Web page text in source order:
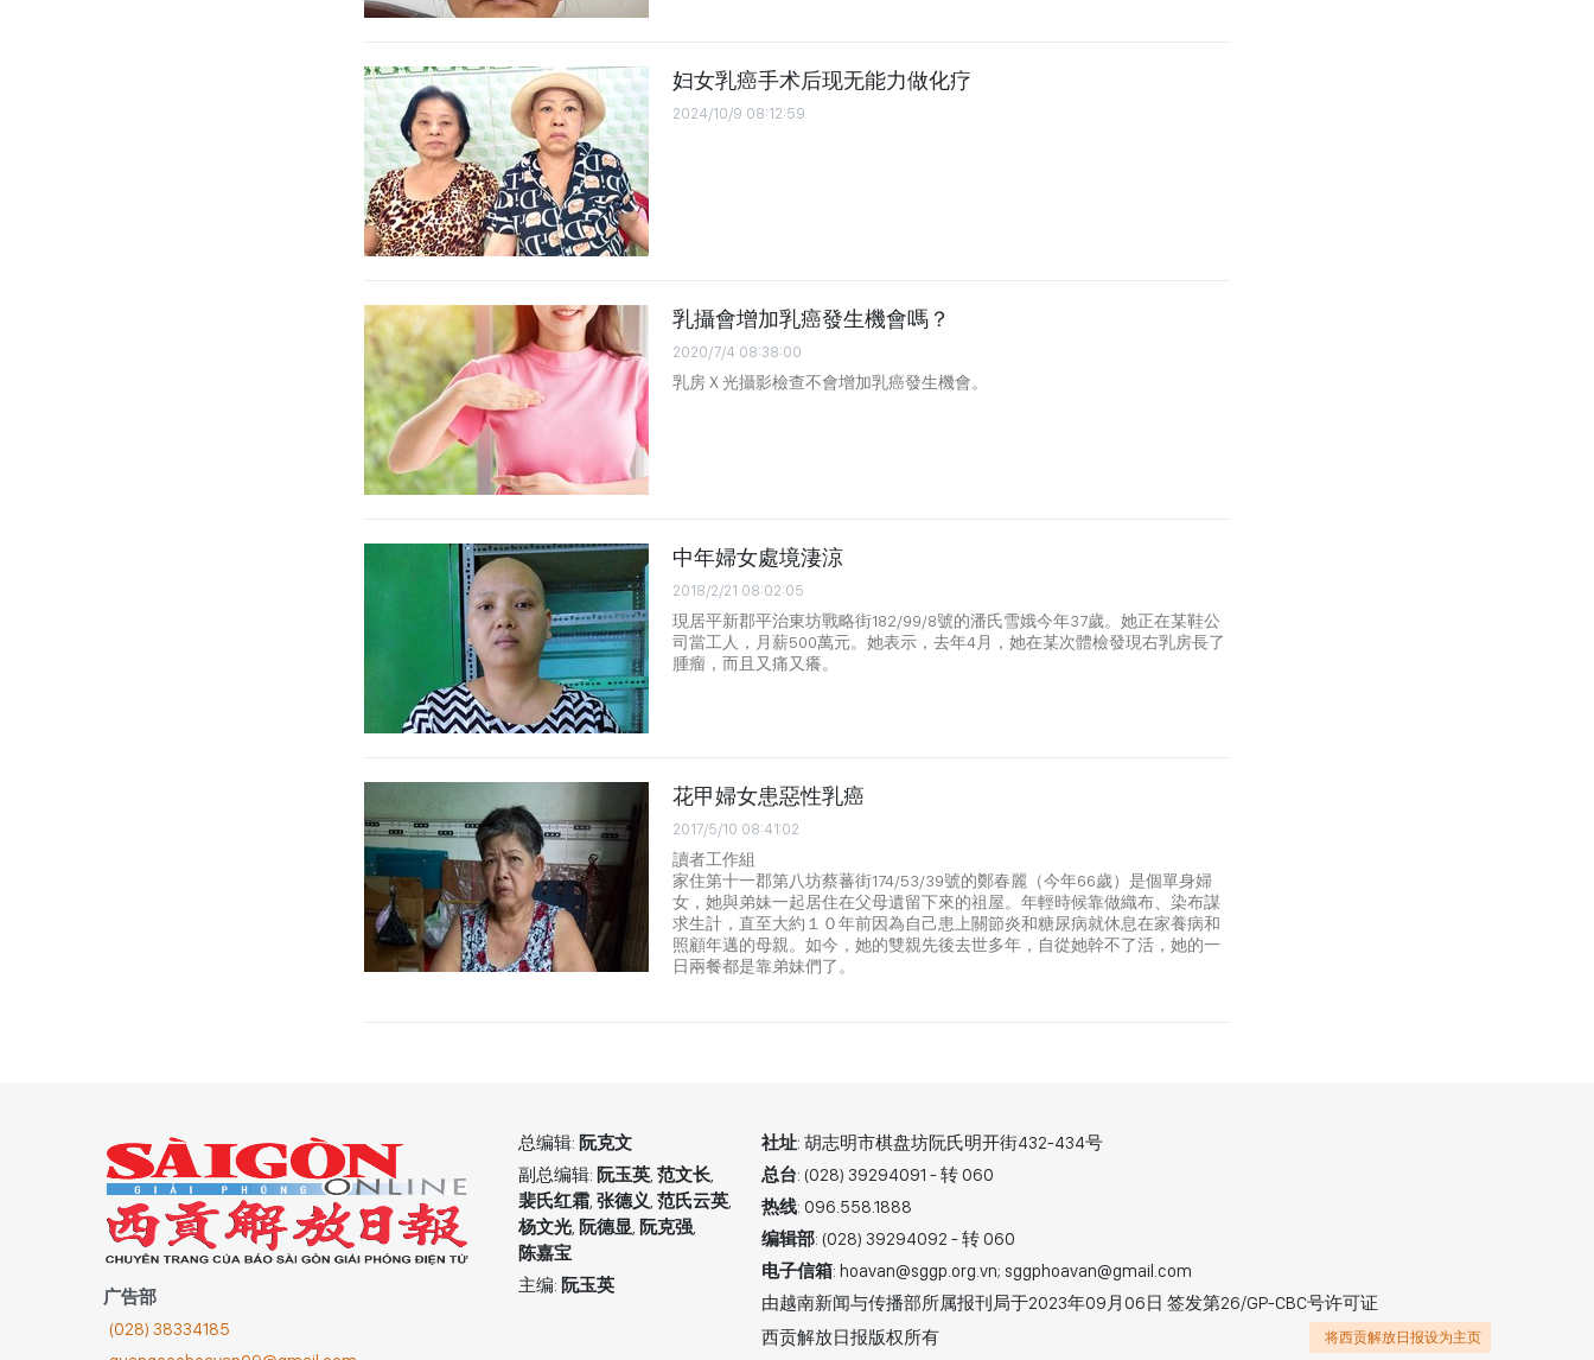
妇女乳癌手术后现无能力做化疗
2024/10/9 08:12:59
乳攝會增加乳癌發生機會嗎？
2020/7/4 08:38:00
乳房Ｘ光攝影檢查不會增加乳癌發生機會。
中年婦女處境淒涼
2018/2/21 08:02:05
現居平新郡平治東坊戰略街182/99/8號的潘氏雪娥今年37歲。她正在某鞋公
司當工人，月薪500萬元。她表示，去年4月，她在某次體檢發現右乳房長了
腫瘤，而且又痛又癢。
花甲婦女患惡性乳癌
2017/5/10 08:41:02
讀者工作組
家住第十一郡第八坊蔡蕃街174/53/39號的鄭春麗（今年66歲）是個單身婦
女，她與弟妹一起居住在父母遺留下來的祖屋。年輕時候靠做織布、染布謀
求生計，直至大約１０年前因為自己患上關節炎和糖尿病就休息在家養病和
照顧年邁的母親。如今，她的雙親先後去世多年，自從她幹不了活，她的一
日兩餐都是靠弟妹們了。
广告部
(028) 38334185
总编辑: 阮克文
副总编辑: 阮玉英, 范文长,
裴氏红霜, 张德义, 范氏云英,
杨文光, 阮德显, 阮克强,
陈嘉宝
主编: 阮玉英
社址: 胡志明市棋盘坊阮氏明开街432-434号
总台: (028) 39294091 - 转 060
热线: 096.558.1888
编辑部: (028) 39294092 - 转 060
电子信箱: hoavan@sggp.org.vn; sggphoavan@gmail.com
由越南新闻与传播部所属报刊局于2023年09月06日 签发第26/GP-CBC号许可证
西贡解放日报版权所有
将西贡解放日报设为主页